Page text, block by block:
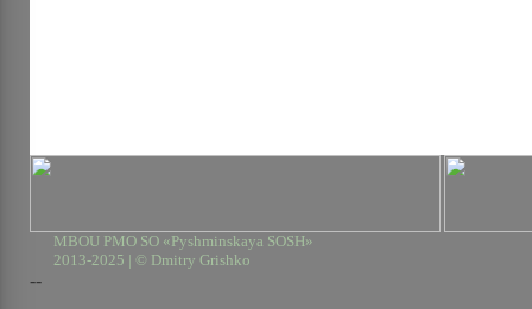
MBOU PMO SO «Pyshminskaya SOSH»
2013-2025 | © Dmitry Grishko
--